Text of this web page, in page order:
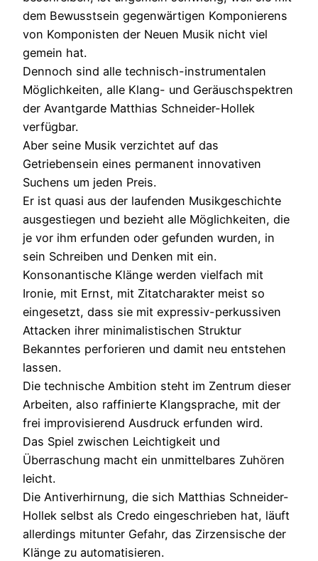
dem Bewusstsein gegenwärtigen Komponierens
von Komponisten der Neuen Musik nicht viel
gemein hat.
Dennoch sind alle technisch-instrumentalen
Möglichkeiten, alle Klang- und Geräuschspektren
der Avantgarde Matthias Schneider-Hollek
verfügbar.
Aber seine Musik verzichtet auf das
Getriebensein eines permanent innovativen
Suchens um jeden Preis.
Er ist quasi aus der laufenden Musikgeschichte
ausgestiegen und bezieht alle Möglichkeiten, die
je vor ihm erfunden oder gefunden wurden, in
sein Schreiben und Denken mit ein.
Konsonantische Klänge werden vielfach mit
Ironie, mit Ernst, mit Zitatcharakter meist so
eingesetzt, dass sie mit expressiv-perkussiven
Attacken ihrer minimalistischen Struktur
Bekanntes perforieren und damit neu entstehen
lassen.
Die technische Ambition steht im Zentrum dieser
Arbeiten, also raffinierte Klangsprache, mit der
frei improvisierend Ausdruck erfunden wird.
Das Spiel zwischen Leichtigkeit und
Überraschung macht ein unmittelbares Zuhören
leicht.
Die Antiverhirnung, die sich Matthias Schneider-
Hollek selbst als Credo eingeschrieben hat, läuft
allerdings mitunter Gefahr, das Zirzensische der
Klänge zu automatisieren.